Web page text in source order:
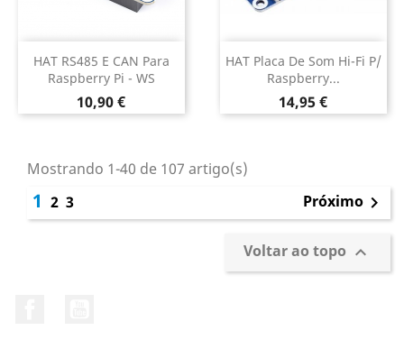
HAT RS485 E CAN Para
Raspberry Pi - WS
Preço
10,90 €
HAT Placa De Som Hi-Fi P/
Raspberry...
Preço
14,95 €
Mostrando 1-40 de 107 artigo(s)
1 2 3 Próximo 
Voltar ao topo 